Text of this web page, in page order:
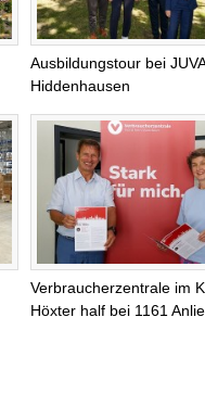
Ausbildungstour bei
Hiddenhausen
Verbraucherzentrale im
Höxter half bei 1161